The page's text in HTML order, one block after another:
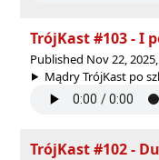
TrójKast #103 - I
Published Nov 22,
Mądry TrójKast po
TrójKast #102 -